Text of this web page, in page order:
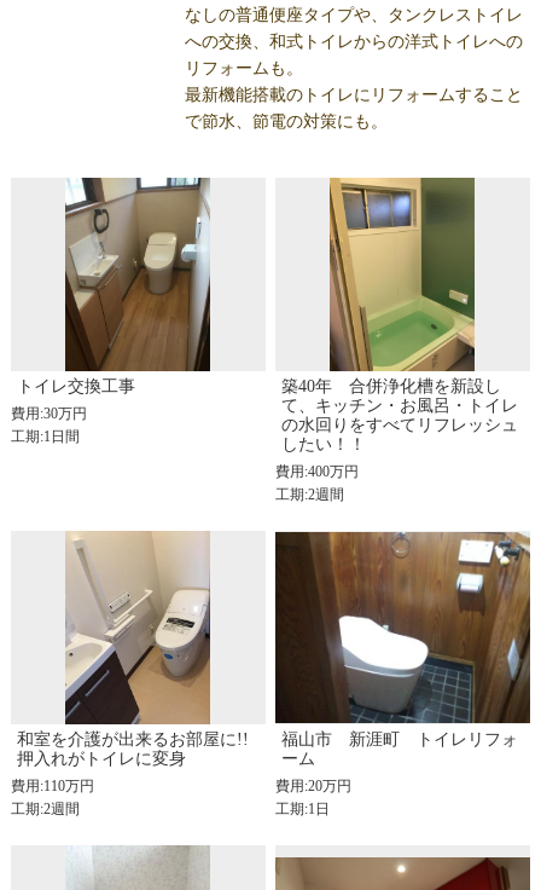
なしの普通便座タイプや、タンクレストイレ
への交換、和式トイレからの洋式トイレへの
リフォームも。
最新機能搭載のトイレにリフォームすること
で節水、節電の対策にも。
トイレ交換工事
費用:30万円
工期:1日間
築40年 合併浄化槽を新設し
て、キッチン・お風呂・トイレ
の水回りをすべてリフレッシュ
したい！！
費用:400万円
工期:2週間
和室を介護が出来るお部屋に!!
押入れがトイレに変身
費用:110万円
工期:2週間
福山市 新涯町 トイレリフォ
ーム
費用:20万円
工期:1日